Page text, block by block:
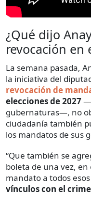
¿Qué dijo
revocación en
La semana pasada,
la iniciativa del
revocación de
elecciones de 2027
gubernaturas—, no
ciudadanía también
los mandatos de sus
“Que también se
boleta de una vez,
mandato a todos
vínculos con el